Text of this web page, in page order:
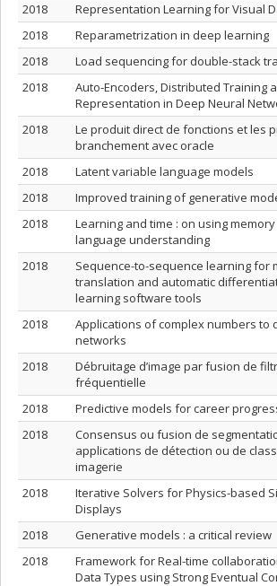
2018
Representation Learning for Visual
2018
Reparametrization in deep learning
2018
Load sequencing for double-stack
2018
Auto-Encoders, Distributed Training
Representation in Deep Neural
2018
Le produit direct de fonctions et les
branchement avec oracle
2018
Latent variable language models
2018
Improved training of generative
2018
Learning and time : on using
language understanding
2018
Sequence-to-sequence learning for
translation and automatic
learning software tools
2018
Applications of complex numbers to
networks
2018
Débruitage d’image par fusion de
fréquentielle
2018
Predictive models for career
2018
Consensus ou fusion de
applications de détection ou de
imagerie
2018
Iterative Solvers for Physics-based
Displays
2018
Generative models : a critical review
2018
Framework for Real-time
Data Types using Strong Eventual